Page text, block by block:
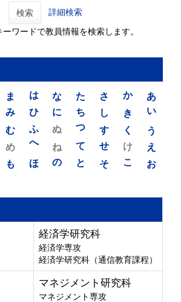
検索 詳細検索
ワードで教員情報を検索します。
あ
い
う
え
お
か
き
く
け
こ
さ
し
す
せ
そ
た
ち
つ
て
と
な
に
ぬ
ね
の
は
ひ
ふ
へ
ほ
ま
み
む
め
も
経済学研究科
経済学専攻
経済学研究科（通信教育課程）
マネジメント研究科
マネジメント専攻